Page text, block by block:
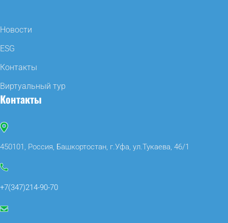
Новости
ESG
Контакты
Виртуальный тур
Контакты
450101, Россия, Башкортостан, г.Уфа, ул.Тукаева, 46/1
+7(347)214-90-70